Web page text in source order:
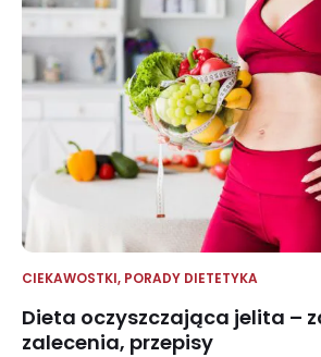
CIEKAWOSTKI, PORADY DIETETYKA
Dieta oczyszczająca jelita –
zalecenia, przepisy